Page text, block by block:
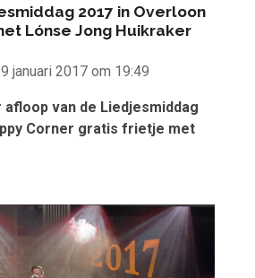
2017 in Overloon
Lónse Jong Huikraker
januari 2017 om 19:49
afloop van de Liedjesmiddag
Corner gratis frietje met